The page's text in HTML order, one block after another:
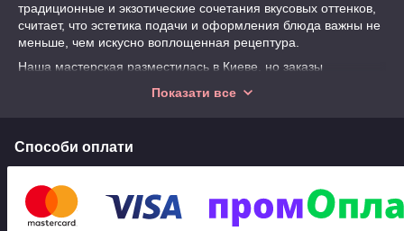
традиционные и экзотические сочетания вкусовых оттенков,
считает, что эстетика подачи и оформления блюда важны не
меньше, чем искусно воплощенная рецептура.
Наша мастерская разместилась в Киеве, но заказы
знаем, как сделать так, чтобыпряники
осуществляет не только продажу готовой продукции, но и
оказывает комплексные услуги, связанные с обслуживанием
мероприятий:
Показати все
Способи оплати